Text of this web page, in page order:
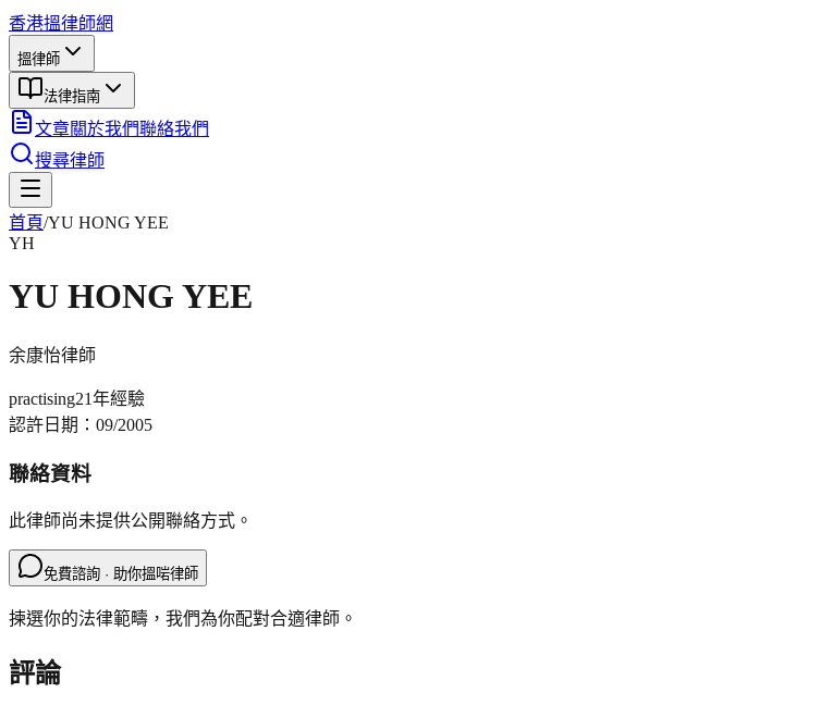
香港搵律師網
搵律師
法律指南
文章關於我們聯絡我們
搜尋律師
首頁/YU HONG YEE
YH
YU HONG YEE
余康怡律師
practising21年經驗
認許日期： 09/2005
聯絡資料
此律師尚未提供公開聯絡方式。
免費諮詢 · 助你搵啱律師
揀選你的法律範疇，我們為你配對合適律師。
評論